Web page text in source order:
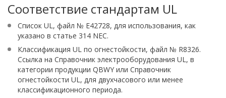
Соответствие стандартам UL
Список UL, файл № E42728, для использования, как
указано в статье 314 NEC.
Классификация UL по огнестойкости, файл № R8326.
Ссылка на Справочник электрооборудования UL, в
категории продукции QBWY или Справочник
огнестойкости UL, для двухчасового или менее
классификационного периода.